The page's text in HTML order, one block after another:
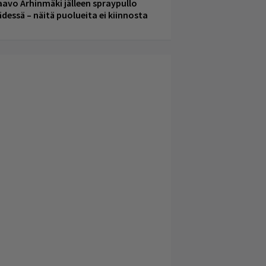
Arhinmäki jälleen spraypullo
– näitä puolueita ei kiinnosta